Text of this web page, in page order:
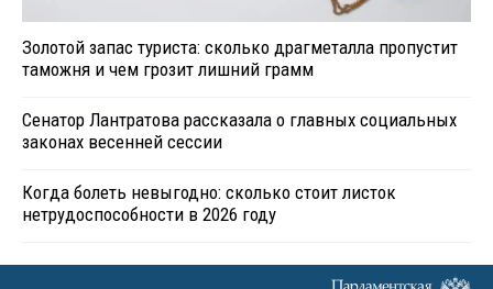
Золотой запас туриста: сколько драгметалла пропустит
таможня и чем грозит лишний грамм
Сенатор Лантратова рассказала о главных социальных
законах весенней сессии
Когда болеть невыгодно: сколько стоит листок
нетрудоспособности в 2026 году